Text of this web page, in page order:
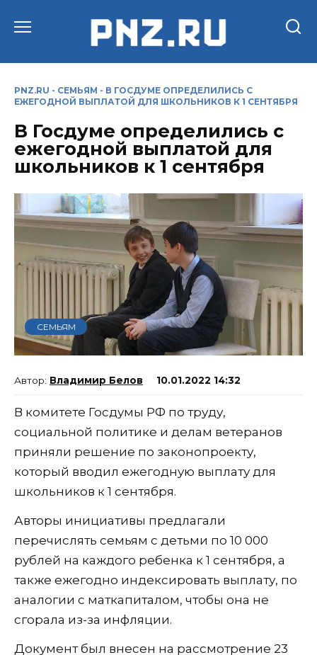
PNZ.RU - СЕМЬЯМ - В ГОСДУМЕ ОПРЕДЕЛИЛИСЬ С
ЕЖЕГОДНОЙ ВЫПЛАТОЙ ДЛЯ ШКОЛЬНИКОВ К 1 СЕНТЯБРЯ
В Госдуме определились с
ежегодной выплатой для
школьников к 1 сентября
СЕМЬЯМ
Владимир Белов 10.01.2022 14:32
В комитете Госдумы РФ по труду,
социальной политике и делам ветеранов
приняли решение по законопроекту,
который вводил ежегодную выплату для
школьников к 1 сентября.
Авторы инициативы предлагали
перечислять семьям с детьми по 10 000
рублей на каждого ребенка к 1 сентября, а
также ежегодно индексировать выплату, по
аналогии с маткапиталом, чтобы она не
сгорала из-за инфляции.
Документ был внесен на рассмотрение 23